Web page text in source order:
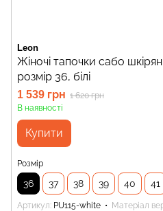
Leon
Жіночі тапочки сабо
розмір 36, білі
1 539 грн 1 620 грн
В наявності
Купити
Розмір
36 37 38 39 40 41
Артикул PU115-white Матеріал